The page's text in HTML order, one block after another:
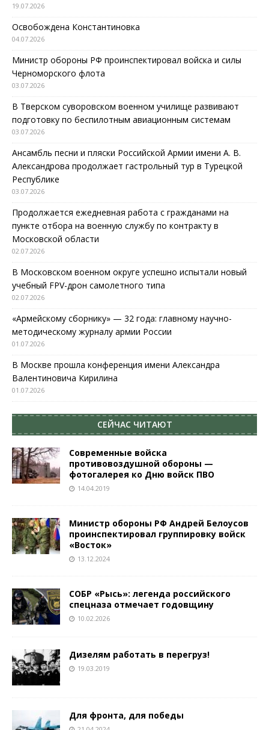
19.07.2026
Освобождена Константиновка
04.07.2026
Министр обороны РФ проинспектировал войска и силы
Черноморского флота
03.07.2026
В Тверском суворовском военном училище развивают
подготовку по беспилотным авиационным системам
03.07.2026
Ансамбль песни и пляски Российской Армии имени А. В.
Александрова продолжает гастрольный тур в Турецкой
Республике
03.07.2026
Продолжается ежедневная работа с гражданами на
пункте отбора на военную службу по контракту в
Московской области
02.07.2026
В Московском военном округе успешно испытали новый
учебный FPV-дрон самолетного типа
02.07.2026
«Армейскому сборнику» — 32 года: главному научно-
методическому журналу армии России
01.07.2026
В Москве прошла конференция имени Александра
Валентиновича Кирилина
01.07.2026
СЕЙЧАС ЧИТАЮТ
Современные войска
противовоздушной обороны —
фотогалерея ко Дню войск ПВО
14.04.2019
Министр обороны РФ Андрей Белоусов
проинспектировал группировку войск
«Восток»
13.12.2024
СОБР «Рысь»: легенда российского
спецназа отмечает годовщину
10.02.2026
Дизелям работать в перегруз!
19.03.2019
Для фронта, для победы